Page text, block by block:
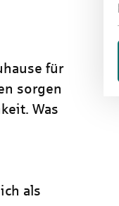
für
sorgen
Was
als